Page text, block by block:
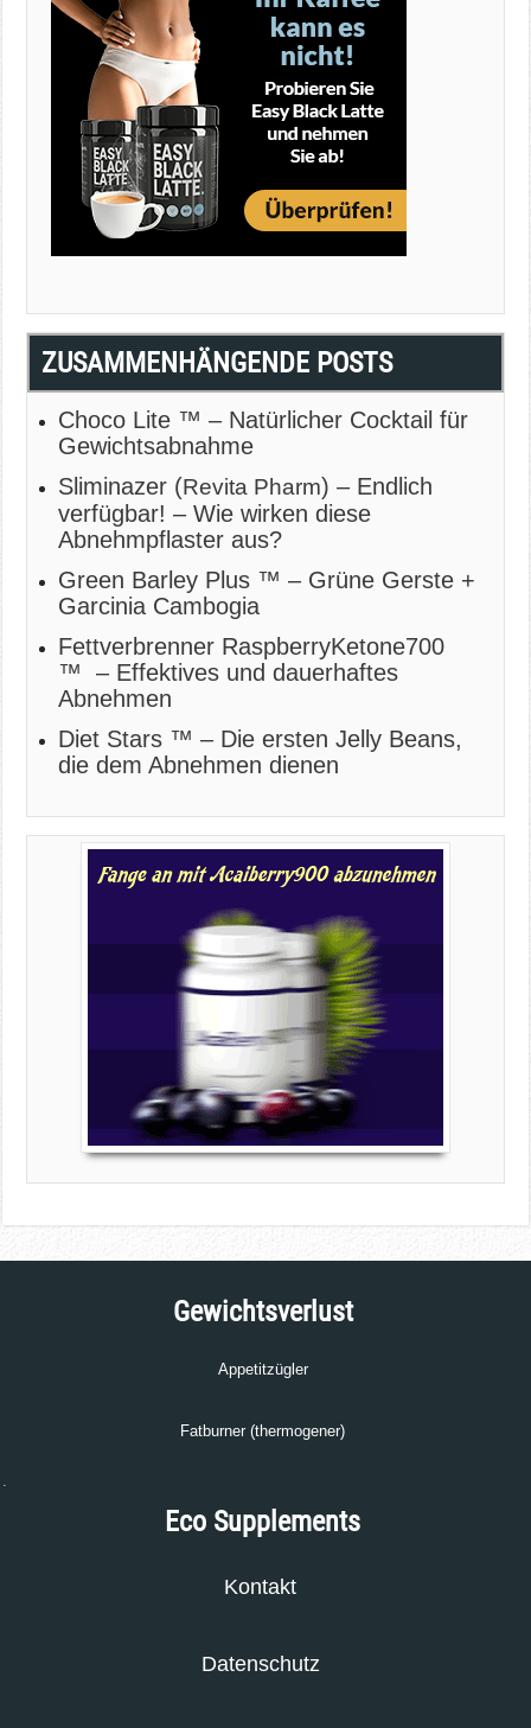
ZUSAMMENHÄNGENDE POSTS
Choco Lite ™ – Natürlicher Cocktail für
Gewichtsabnahme
Sliminazer (Revita Pharm) – Endlich
verfügbar! – Wie wirken diese
Abnehmpflaster aus?
Green Barley Plus ™ – Grüne Gerste +
Garcinia Cambogia
Fettverbrenner RaspberryKetone700
™ – Effektives und dauerhaftes
Abnehmen
Diet Stars ™ – Die ersten Jelly Beans,
die dem Abnehmen dienen
Gewichtsverlust
Appetitzügler
Fatburner (thermogener)
.
Eco Supplements
Kontakt
Datenschutz